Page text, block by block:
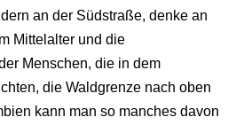
an der Südstraße, denke an
Mittelalter und die
Menschen, die in dem
die Waldgrenze nach oben
kann man so manches davon